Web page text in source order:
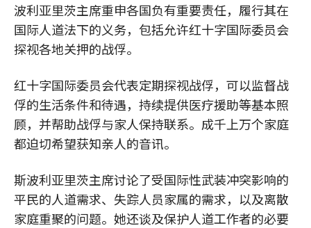
波利亚里茨主席重申各国负有重要责任，履行其在
国际人道法下的义务，包括允许红十字国际委员会
探视各地关押的战俘。
红十字国际委员会代表定期探视战俘，可以监督战
俘的生活条件和待遇，持续提供医疗援助等基本照
顾，并帮助战俘与家人保持联系。成千上万个家庭
都迫切希望获知亲人的音讯。
斯波利亚里茨主席讨论了受国际性武装冲突影响的
平民的人道需求、失踪人员家属的需求，以及离散
家庭重聚的问题。她还谈及保护人道工作者的必要